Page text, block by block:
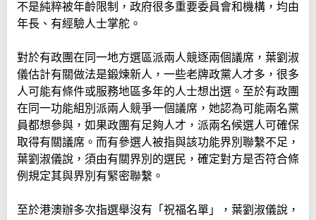
不是純粹被年齡限制，政府很多重要委員會和機構，均由
年長、有經驗人士掌舵。
對於有政團在同一地方選區派兩人競逐兩個議席，葉劉淑
儀估計有關做法是鍛煉新人，一些老牌政黨人才多，很多
人可能有條件或服務地區多年的人士想出選。至於有政團
在同一功能組別派兩人競爭一個議席，她認為可能兩名黨
員都想參與，如果政團有足夠人才，派兩名候選人可確保
取得有關議席。而有參選人被指與該功能界別聯繫不足，
葉劉淑儀說，須由有關界別的選民，確定對方是否符合條
例規定其與界別有緊密聯繫。
至於港澳辦多次指選舉沒有「祝福名單」，葉劉淑儀說，